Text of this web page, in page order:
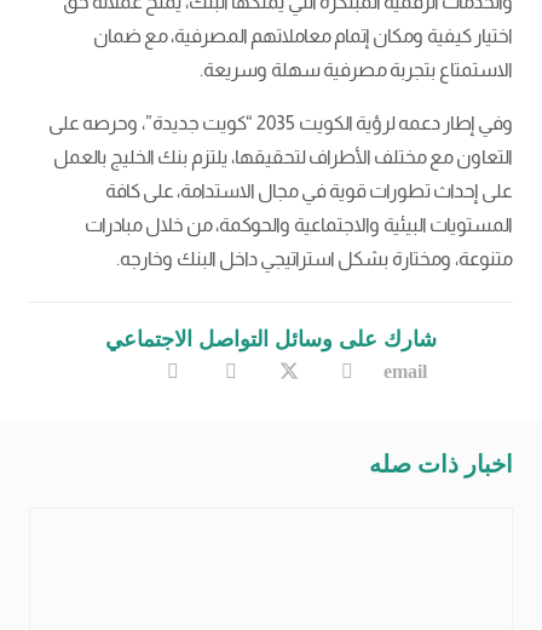
اختيار كيفية ومكان إتمام معاملاتهم المصرفية، مع ضمان
الاستمتاع بتجربة مصرفية سهلة وسريعة.
وفي إطار دعمه لرؤية الكويت 2035 “كويت جديدة”، وحرصه على
التعاون مع مختلف الأطراف لتحقيقها، يلتزم بنك الخليج بالعمل
على إحداث تطورات قوية في مجال الاستدامة، على كافة
المستويات البيئية والاجتماعية والحوكمة، من خلال مبادرات
متنوعة، ومختارة بشكل استراتيجي داخل البنك وخارجه.
شارك على وسائل التواصل الاجتماعي
اخبار ذات صله